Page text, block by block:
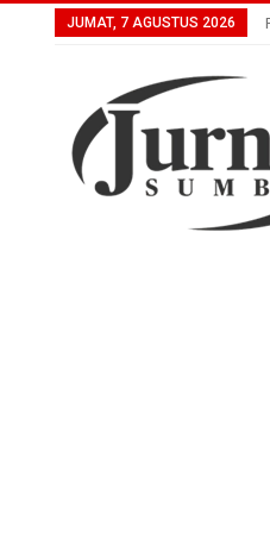
JUMAT, 7 AGUSTUS 2026